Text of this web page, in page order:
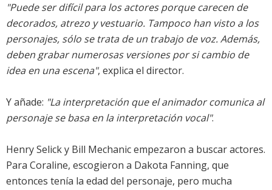
"Puede ser difícil para los actores porque carecen de
decorados, atrezo y vestuario. Tampoco han visto a los
personajes, sólo se trata de un trabajo de voz. Además,
deben grabar numerosas versiones por si cambio de
idea en una escena", explica el director.
Y añade: "La interpretación que el animador comunica al
personaje se basa en la interpretación vocal".
Henry Selick y Bill Mechanic empezaron a buscar actores.
Para Coraline, escogieron a Dakota Fanning, que
entonces tenía la edad del personaje, pero mucha